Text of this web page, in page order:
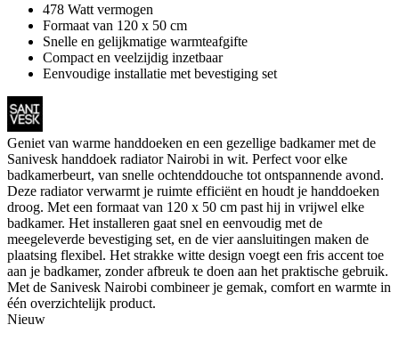
478 Watt vermogen
Formaat van 120 x 50 cm
Snelle en gelijkmatige warmteafgifte
Compact en veelzijdig inzetbaar
Eenvoudige installatie met bevestiging set
Geniet van warme handdoeken en een gezellige badkamer met de
Sanivesk handdoek radiator Nairobi in wit. Perfect voor elke
badkamerbeurt, van snelle ochtenddouche tot ontspannende avond.
Deze radiator verwarmt je ruimte efficiënt en houdt je handdoeken
droog. Met een formaat van 120 x 50 cm past hij in vrijwel elke
badkamer. Het installeren gaat snel en eenvoudig met de
meegeleverde bevestiging set, en de vier aansluitingen maken de
plaatsing flexibel. Het strakke witte design voegt een fris accent toe
aan je badkamer, zonder afbreuk te doen aan het praktische gebruik.
Met de Sanivesk Nairobi combineer je gemak, comfort en warmte in
één overzichtelijk product.
Nieuw